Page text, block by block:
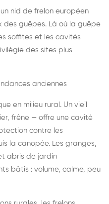
nid de frelon européen
guêpes. Là où la guêpe
soffites et les cavités
des sites plus
anciennes
en milieu rural. Un vieil
frêne — offre une cavité
contre les
la canopée. Les granges,
abris de jardin
bâtis : volume, calme, peu